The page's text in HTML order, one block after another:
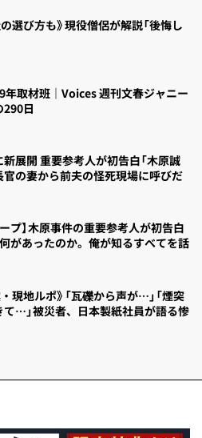
選び方も》現役僧侶が解説「後悔し
年取材班｜Voices 週刊文春ジャニー
290日
展開 重要参考人が初告白「木原誠
官の妻から前夫の怪死現場に呼びだ
プ】木原事件の重要参考人が初告白
何があったのか。俺が知るすべてを話
現地ルポ》「瓦礫から声が…」「煙突
て…」被災者、日本製紙社員が語る惨